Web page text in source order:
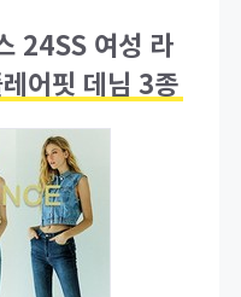
24SS 여성 라
어핏 데님 3종